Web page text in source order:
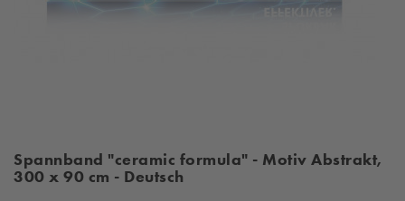
Spannband "ceramic formula" - Motiv Abstrakt,
300 x 90 cm - Deutsch